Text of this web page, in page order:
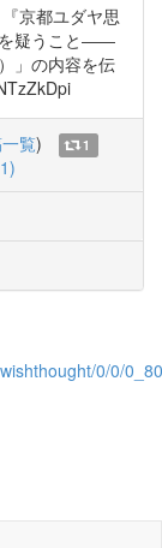
京都ユダヤ思
を疑うこと――
」の内容を伝
覧)
1
0/0/